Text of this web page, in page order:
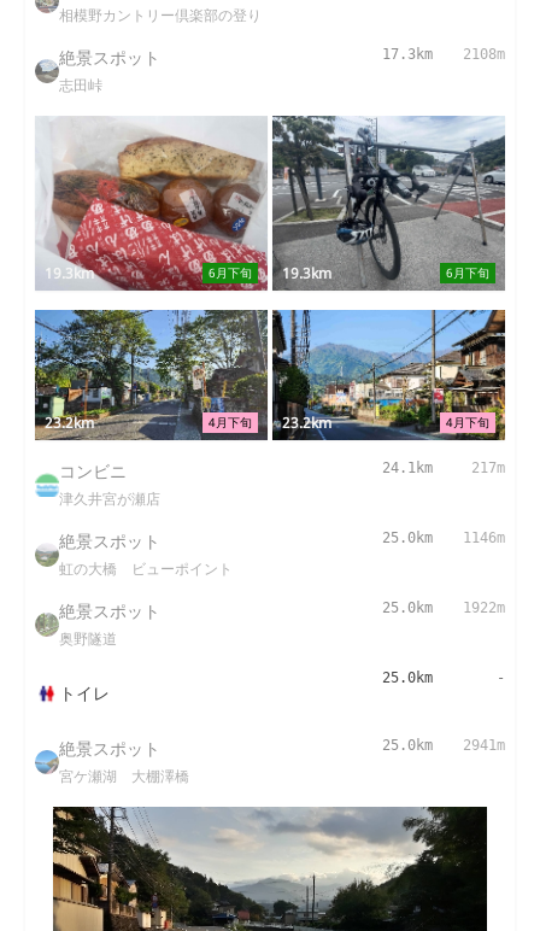
相模野カントリー倶楽部の登り
絶景スポット
志田峠
17.3km 2108m
6月下旬
19.3km 6月下旬
19.3km
4月下旬
23.2km 4月下旬
23.2km
コンビニ
津久井宮が瀬店
24.1km 217m
絶景スポット
虹の大橋 ビューポイント
25.0km 1146m
絶景スポット
奥野隧道
25.0km 1922m
トイレ
25.0km -
絶景スポット
宮ケ瀬湖 大棚澤橋
25.0km 2941m